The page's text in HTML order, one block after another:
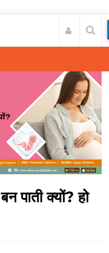
पाती क्यों? हो